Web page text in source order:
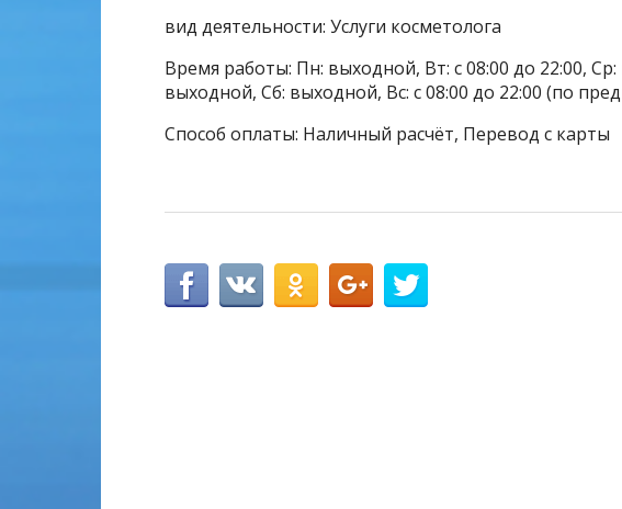
вид деятельности: Услуги косметолога
Время работы: Пн: выходной, Вт: с 08:00 до 22:00,
выходной, Сб: выходной, Вс: с 08:00 до 22:00 (по
Способ оплаты: Наличный расчёт, Перевод с карты